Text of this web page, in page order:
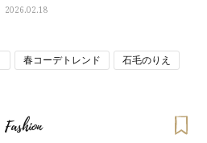
判明！
2026.02.18
春コーデトレンド 石毛のりえ
Fashion